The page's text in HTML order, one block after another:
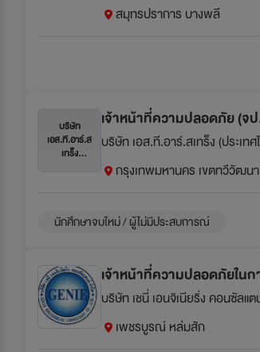
สมุทรปราการ บางพลี
บริษัท
เอส.ที.อาร์.ส
เทร็ง
เจ้าหน้าที่ความปลอดภัย (จ
บริษัท เอส.ที.อาร์.สเทร็ง (ประเท
กรุงเทพมหานคร เขตทวีวัฒนา
นักศึกษาจบใหม่ / ผู้ไม่มีประสบการณ์
เจ้าหน้าที่ความปลอดภัยใน
บริษัท เชนี่ เอนจิเนียริ่ง คอนซัลแ
เพชรบูรณ์ หล่มสัก